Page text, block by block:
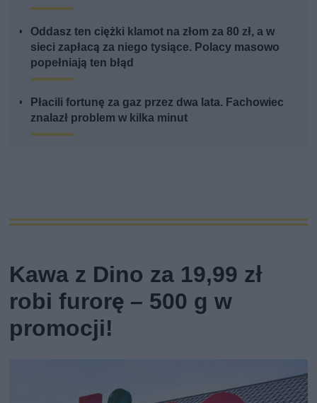
Oddasz ten ciężki klamot na złom za 80 zł, a w
sieci zapłacą za niego tysiące. Polacy masowo
popełniają ten błąd
Płacili fortunę za gaz przez dwa lata. Fachowiec
znalazł problem w kilka minut
Kawa z Dino za 19,99 zł
robi furorę – 500 g w
promocji!